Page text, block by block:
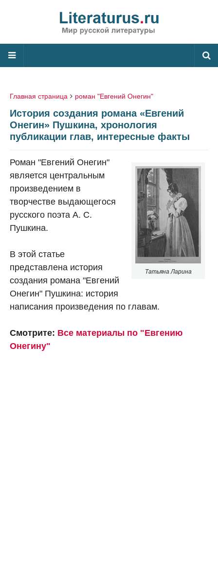
Главная страница роман "Евгений Онегин"
История создания романа «Евгений
Онегин» Пушкина, хронология
публикации глав, интересные факты
Татьяна Ларина
Роман "Евгений Онегин"
является центральным
произведением в
творчестве выдающегося
русского поэта А. С.
Пушкина.
В этой статье
представлена история
создания романа "Евгений
Онегин" Пушкина: история
написания произведения по главам.
Смотрите: Все материалы по "Евгению
Онегину"